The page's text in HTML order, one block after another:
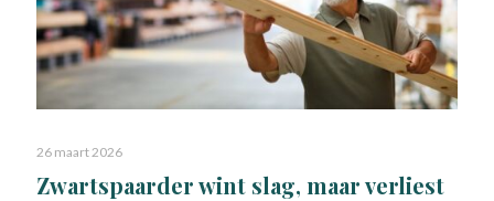
26 maart 2026
Zwartspaarder wint slag, maar verliest